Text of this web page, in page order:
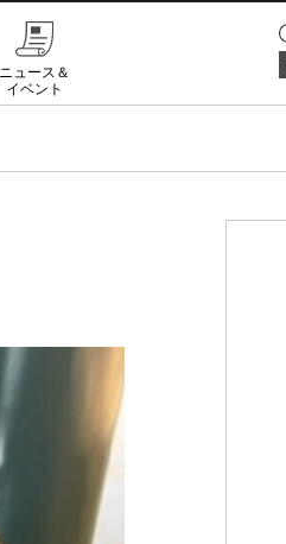
ニュース＆
イベント